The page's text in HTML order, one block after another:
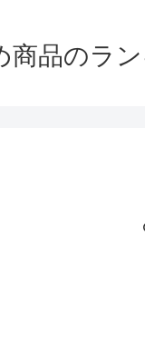
商品のラ